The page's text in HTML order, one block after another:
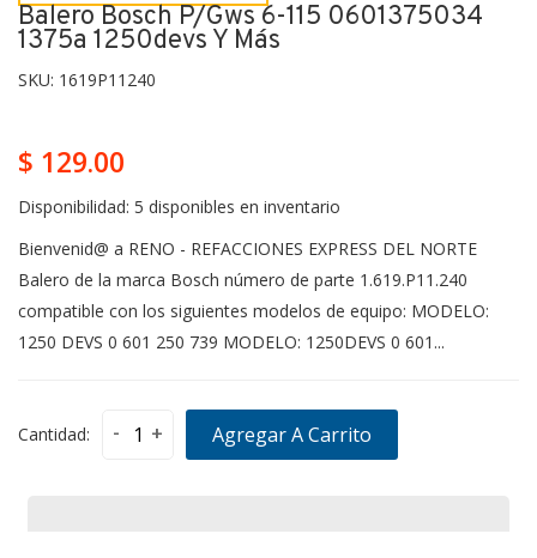
Balero Bosch P/gws 6-115 0601375034
1375a 1250devs Y Más
SKU: 1619P11240
$ 129.00
Disponibilidad: 5 disponibles en inventario
Bienvenid@ a RENO - REFACCIONES EXPRESS DEL NORTE
Balero de la marca Bosch número de parte 1.619.P11.240
compatible con los siguientes modelos de equipo: MODELO:
1250 DEVS 0 601 250 739 MODELO: 1250DEVS 0 601...
Cantidad: - + Agregar A Carrito